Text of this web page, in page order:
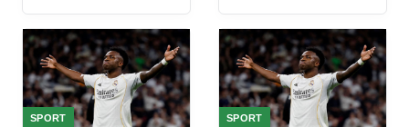
Conference
League (VIDEO)
SPORT SPORT